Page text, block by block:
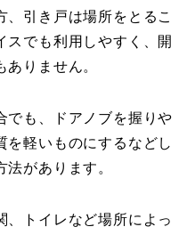
、引き戸は場所をとるこ
スでも利用しやすく、開
りません。
でも、ドアノブを握りや
を軽いものにするなどし
があります。
、トイレなど場所によっ